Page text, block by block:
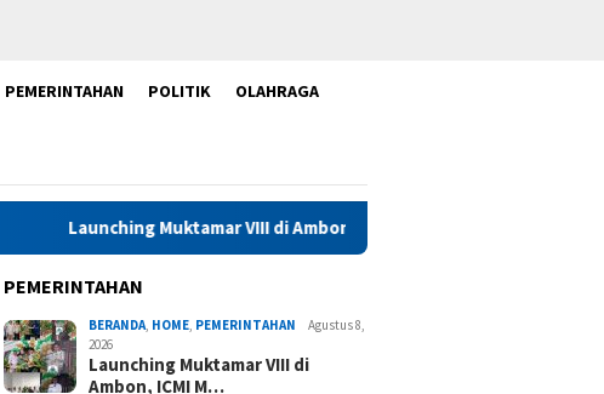
PEMERINTAHAN POLITIK OLAHRAGA
Muktamar VIII di Ambon, ICMI Maluku Perkuat Konsolidasi dan
PEMERINTAHAN
BERANDA, HOME, PEMERINTAHAN
Agustus 8,
2026
Launching Muktamar VIII di
Ambon, ICMI M…